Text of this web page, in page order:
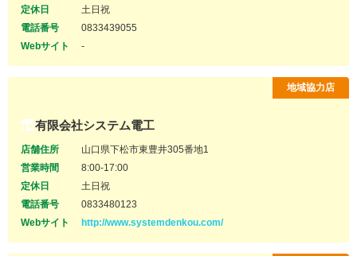
定休日
土日祝
電話番号
0833439055
Webサイト
-
有限会社システム電工
店舗住所
山口県下松市東豊井305番地1
営業時間
8:00-17:00
定休日
土日祝
電話番号
0833480123
Webサイト
http://www.systemdenkou.com/
地域協力店